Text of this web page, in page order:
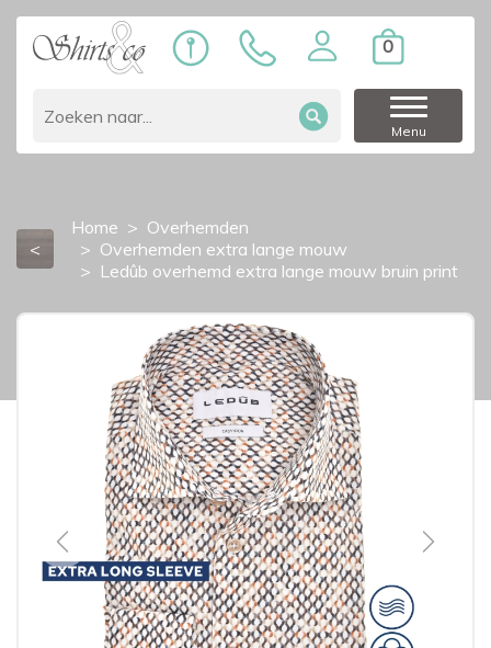
0
Menu
<
Home
Overhemden
Overhemden extra lange mouw
Ledûb overhemd extra lange mouw bruin print
Previous Next